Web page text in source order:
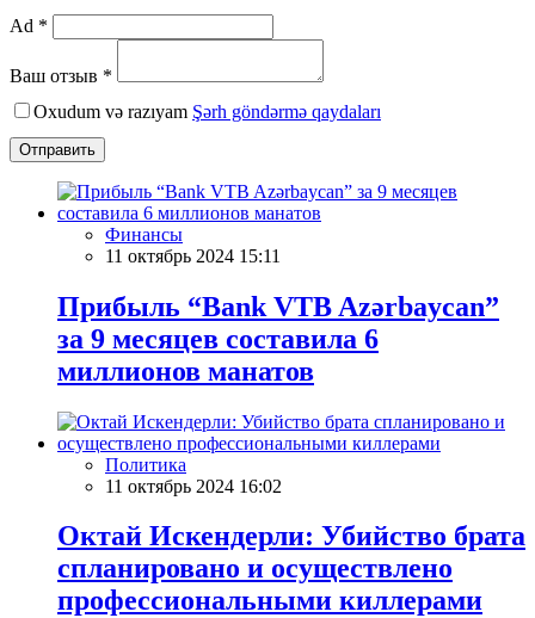
Ad *
Ваш отзыв *
Oxudum və razıyam Şərh göndərmə qaydaları
Отправить
Финансы
11 октябрь 2024 15:11
Прибыль “Bank VTB Azərbaycan”
за 9 месяцев составила 6
миллионов манатов
Политика
11 октябрь 2024 16:02
Октай Искендерли: Убийство брата
спланировано и осуществлено
профессиональными киллерами